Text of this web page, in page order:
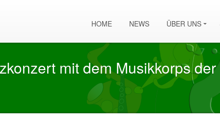
HOME NEWS ÜBER UNS
mit dem Musikkorps der